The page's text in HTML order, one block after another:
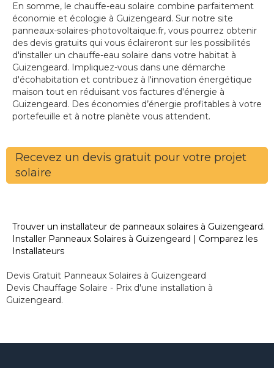
En somme, le chauffe-eau solaire combine parfaitement
économie et écologie à Guizengeard. Sur notre site
panneaux-solaires-photovoltaique.fr, vous pourrez obtenir
des devis gratuits qui vous éclaireront sur les possibilités
d'installer un chauffe-eau solaire dans votre habitat à
Guizengeard. Impliquez-vous dans une démarche
d'écohabitation et contribuez à l'innovation énergétique
maison tout en réduisant vos factures d'énergie à
Guizengeard. Des économies d’énergie profitables à votre
portefeuille et à notre planète vous attendent.
Recevez un devis gratuit pour votre projet
solaire
Trouver un installateur de panneaux solaires à Guizengeard.
Installer Panneaux Solaires à Guizengeard | Comparez les
Installateurs
Devis Gratuit Panneaux Solaires à Guizengeard
Devis Chauffage Solaire - Prix d'une installation à
Guizengeard.